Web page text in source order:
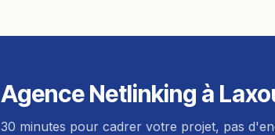
Agence Netlinking à
30 minutes pour cadrer votre projet, pas